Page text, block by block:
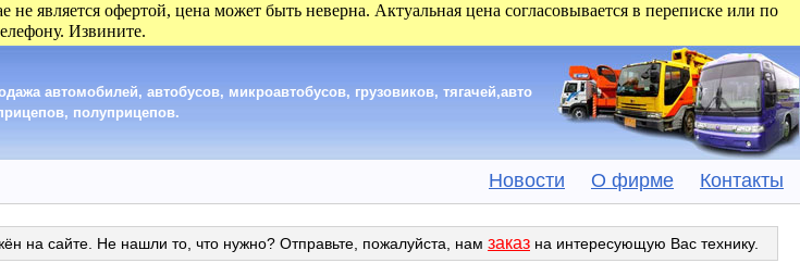
является офертой, цена может быть неверна. Актуальная цена согласовывается в переписке или по
Извините.
автомобилей, автобусов, микроавтобусов, грузовиков, тягачей,авто
полуприцепов.
Новости О фирме Контакты
на сайте. Не нашли то, что нужно? Отправьте, пожалуйста, нам заказ на интересующую Вас технику.